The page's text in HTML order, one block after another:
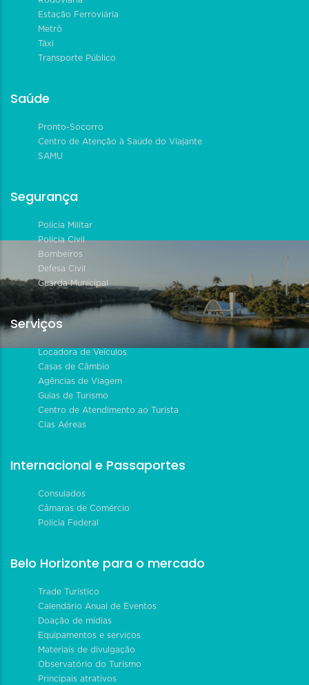
Estação Ferroviária
Metrô
Táxi
Transporte Público
Saúde
Pronto-Socorro
Centro de Atenção à Saúde do Viajante
SAMU
Segurança
Polícia Militar
Polícia Civil
Bombeiros
Defesa Civil
Guarda Municipal
Serviços
Locadora de Veículos
Casas de Câmbio
Agências de Viagem
Guias de Turismo
Centro de Atendimento ao Turista
Cias Aéreas
Internacional e Passaportes
Consulados
Câmaras de Comércio
Polícia Federal
Belo Horizonte para o mercado
Trade Turístico
Calendário Anual de Eventos
Doação de mídias
Equipamentos e serviços
Materiais de divulgação
Observatório do Turismo
Principais atrativos